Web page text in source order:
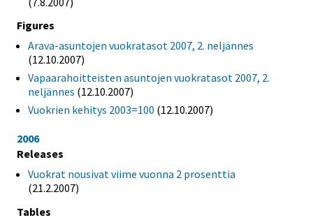
Figures
Arava-asuntojen vuokratasot 2007, 2. neljännes
(12.10.2007)
Vapaarahoitteisten asuntojen vuokratasot 2007, 2.
neljännes (12.10.2007)
Vuokrien kehitys 2003=100 (12.10.2007)
2006
Releases
Vuokrat nousivat viime vuonna 2 prosenttia
(21.2.2007)
Tables